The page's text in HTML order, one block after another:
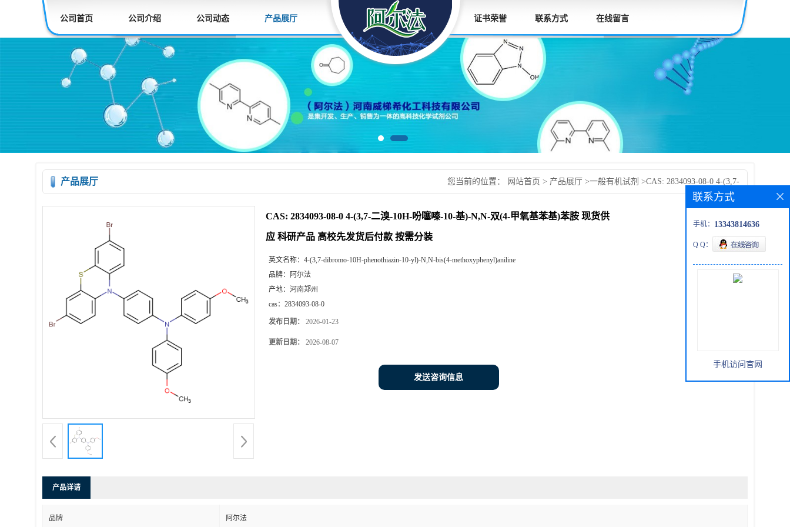
公司首页 公司介绍 公司动态 产品展厅 证书荣誉 联系方式 在线留言
产品展厅 您当前的位置： 网站首页 > 产品展厅 >一般有机试剂 >CAS: 2834093-08-0 4-(3,7-
二溴-10H-吩噻嗪-10-基)-N,N-双(4-甲氧基苯基)苯胺 现货供应 科研产品 高校先发
CAS: 2834093-08-0 4-(3,7-二溴-10H-吩噻嗪-10-基)-N,N-双(4-甲氧基苯基)苯胺 现货供
应 科研产品 高校先发货后付款 按需分装
英文名称： 4-(3,7-dibromo-10H-phenothiazin-10-yl)-N,N-bis(4-methoxyphenyl)aniline
品牌： 阿尔法
产地： 河南郑州
cas： 2834093-08-0
发布日期： 2026-01-23
更新日期： 2026-08-07
发送咨询信息
产品详请
品牌 阿尔法
联系方式
手机： 13343814636
Q Q：
手机访问官网